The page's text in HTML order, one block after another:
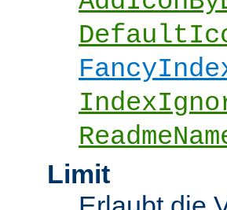
Limit